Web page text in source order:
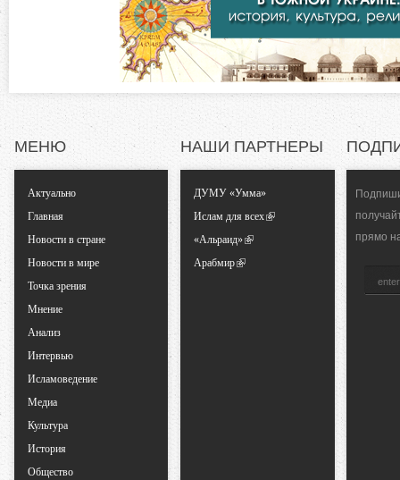
ь
н
е
в
л
а
МЕНЮ
Актуально
Главная
Новости в стране
Новости в мире
Точка зрения
Мнение
Анализ
Интервью
Исламоведение
Медиа
Культура
История
Общество
НАШИ ПАРТНЕРЫ
ДУМУ «Умма»
Ислам для всех
«Альраид»
Арабмир
прямо